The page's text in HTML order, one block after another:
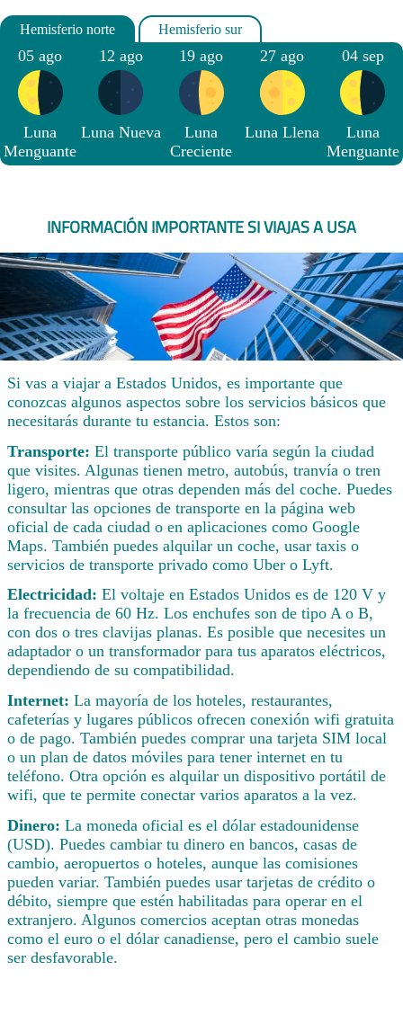
05 ago
Luna
Menguante
12 ago
Luna Nueva
19 ago
Luna
Creciente
27 ago
Luna Llena
04 sep
Luna
Menguante
INFORMACIÓN IMPORTANTE SI VIAJAS A USA
Si vas a viajar a Estados Unidos, es importante que
conozcas algunos aspectos sobre los servicios básicos que
necesitarás durante tu estancia. Estos son:
Transporte: El transporte público varía según la ciudad
que visites. Algunas tienen metro, autobús, tranvía o tren
ligero, mientras que otras dependen más del coche. Puedes
consultar las opciones de transporte en la página web
oficial de cada ciudad o en aplicaciones como Google
Maps. También puedes alquilar un coche, usar taxis o
servicios de transporte privado como Uber o Lyft.
Electricidad: El voltaje en Estados Unidos es de 120 V y
la frecuencia de 60 Hz. Los enchufes son de tipo A o B,
con dos o tres clavijas planas. Es posible que necesites un
adaptador o un transformador para tus aparatos eléctricos,
dependiendo de su compatibilidad.
Internet: La mayoría de los hoteles, restaurantes,
cafeterías y lugares públicos ofrecen conexión wifi gratuita
o de pago. También puedes comprar una tarjeta SIM local
o un plan de datos móviles para tener internet en tu
teléfono. Otra opción es alquilar un dispositivo portátil de
wifi, que te permite conectar varios aparatos a la vez.
Dinero: La moneda oficial es el dólar estadounidense
(USD). Puedes cambiar tu dinero en bancos, casas de
cambio, aeropuertos o hoteles, aunque las comisiones
pueden variar. También puedes usar tarjetas de crédito o
débito, siempre que estén habilitadas para operar en el
extranjero. Algunos comercios aceptan otras monedas
como el euro o el dólar canadiense, pero el cambio suele
ser desfavorable.